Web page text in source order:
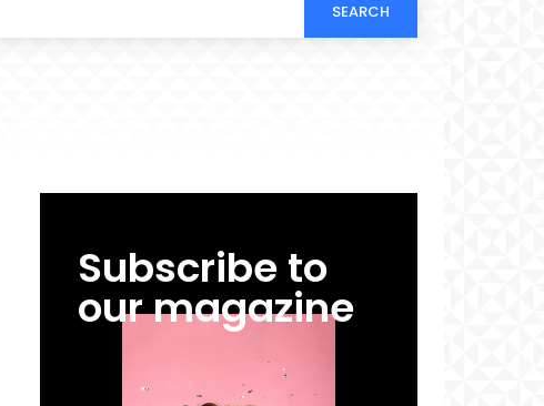
SEARCH
Subscribe to
our magazine